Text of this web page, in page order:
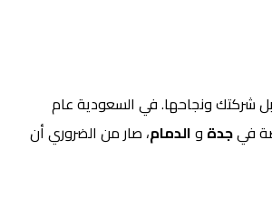
شركتك ونجاحها. في السعودية عام
فيجدة والدمام، صار من الضروري أن